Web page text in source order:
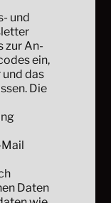
und
zur An-
ein,
das
Die
Daten